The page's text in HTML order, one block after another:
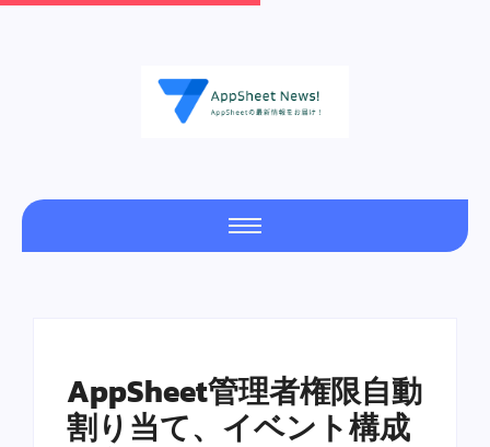
AppSheet管理者権限自動
割り当て、イベント構成